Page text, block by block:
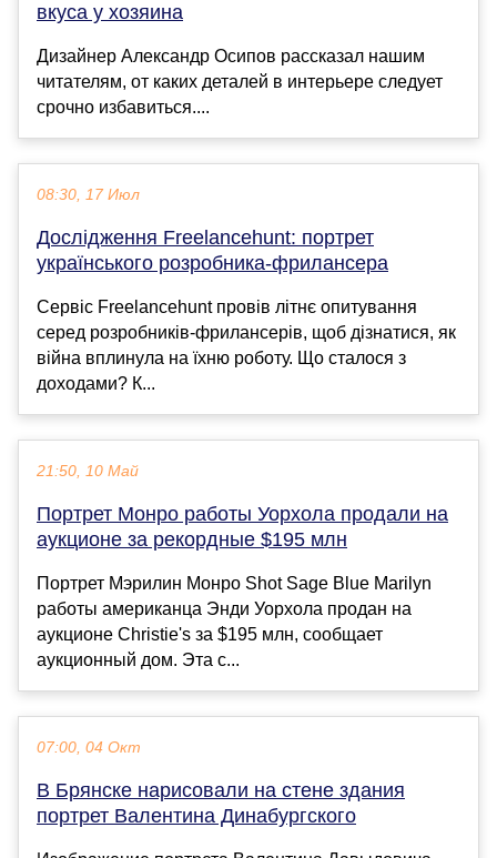
вкуса у хозяина
Дизайнер Александр Осипов рассказал нашим
читателям, от каких деталей в интерьере следует
срочно избавиться....
08:30, 17 Июл
Дослідження Freelancehunt: портрет
українського розробника-фрилансера
Сервіс Freelancehunt провів літнє опитування
серед розробників-фрилансерів, щоб дізнатися, як
війна вплинула на їхню роботу. Що сталося з
доходами? К...
21:50, 10 Май
Портрет Монро работы Уорхола продали на
аукционе за рекордные $195 млн
Портрет Мэрилин Монро Shot Sage Blue Marilyn
работы американца Энди Уорхола продан на
аукционе Christie's за $195 млн, сообщает
аукционный дом. Эта с...
07:00, 04 Окт
В Брянске нарисовали на стене здания
портрет Валентина Динабургского